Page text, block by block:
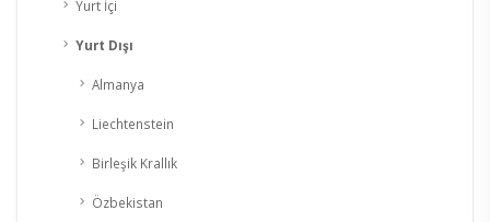
Yurt İçi
Yurt Dışı
Almanya
Liechtenstein
Birleşik Krallık
Özbekistan